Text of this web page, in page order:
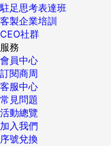
駐足思考表達班
客製企業培訓
CEO社群
服務
會員中心
訂閱商周
客服中心
常見問題
活動總覽
加入我們
序號兌換